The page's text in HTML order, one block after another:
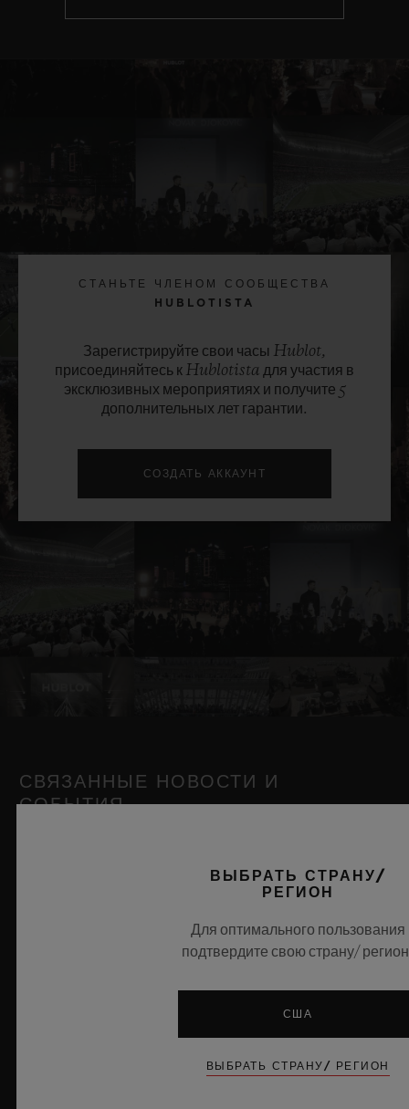
СТАНЬТЕ ЧЛЕНОМ СООБЩЕСТВА
HUBLOTISTA
Зарегистрируйте свои часы Hublot,
присоединяйтесь к Hublotista для участия в
эксклюзивных мероприятиях и получите 5
дополнительных лет гарантии.
СОЗДАТЬ АККАУНТ
СВЯЗАННЫЕ НОВОСТИ И
СОБЫТИЯ
ВЫБРАТЬ СТРАНУ/
РЕГИОН
Для оптимального пользования
подтвердите свою страну/
США
ВЫБРАТЬ СТРАНУ/ РЕГИОН